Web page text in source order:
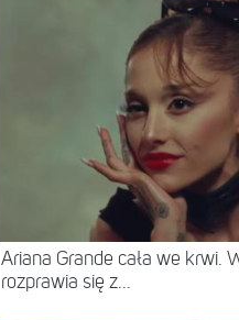
Ariana Grande cała we krwi.
rozprawia się z...